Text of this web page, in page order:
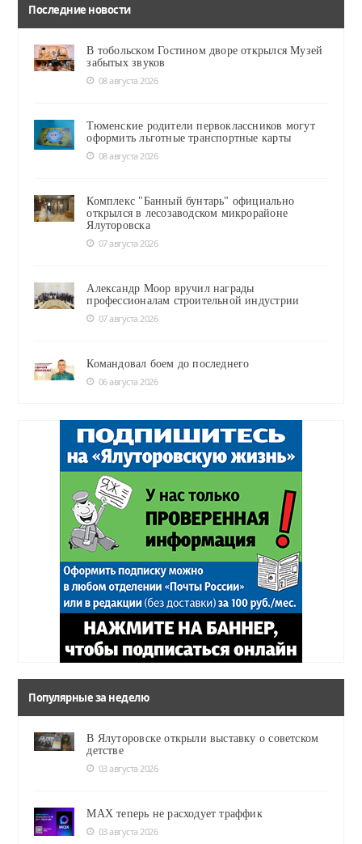
Последние новости
В тобольском Гостином дворе открылся Музей
забытых звуков
08 августа 2026
Тюменские родители первоклассников могут
оформить льготные транспортные карты
08 августа 2026
Комплекс "Банный бунтарь" официально
открылся в лесозаводском микрорайоне
Ялуторовска
07 августа 2026
Александр Моор вручил награды
профессионалам строительной индустрии
07 августа 2026
Командовал боем до последнего
06 августа 2026
Популярные за неделю
В Ялуторовске открыли выставку о советском
детстве
03 августа 2026
MAX теперь не расходует траффик
03 августа 2026